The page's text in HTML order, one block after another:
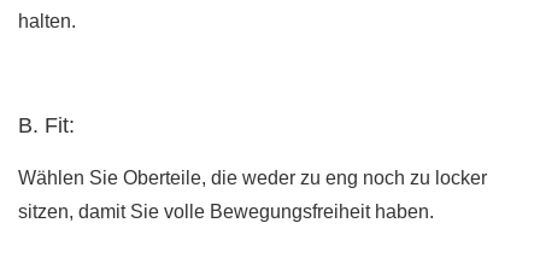
halten.
B. Fit:
Wählen Sie Oberteile, die weder zu eng noch zu locker
sitzen, damit Sie volle Bewegungsfreiheit haben.